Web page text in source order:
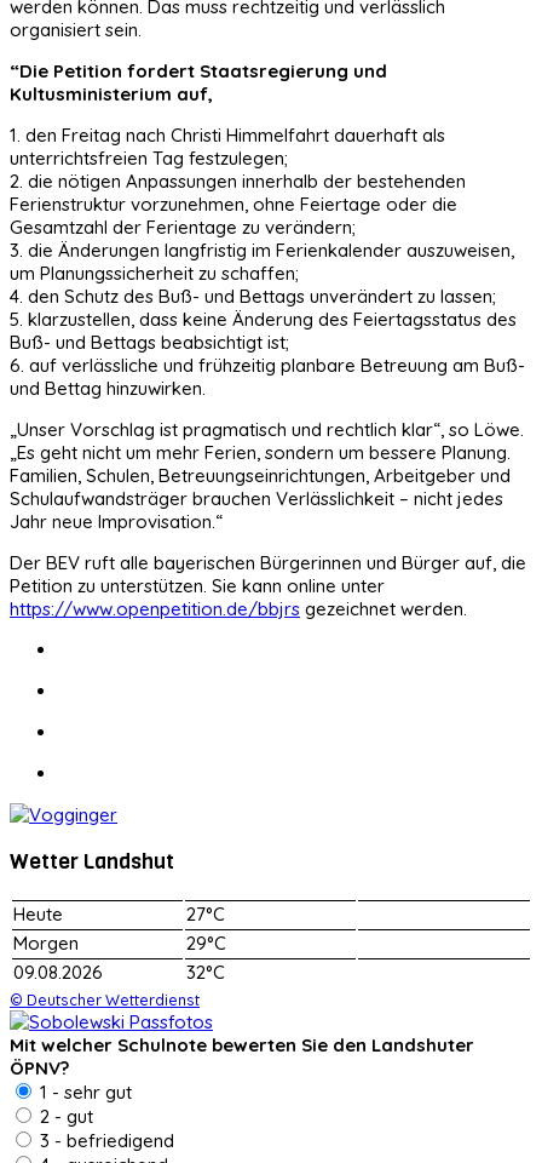
werden können. Das muss rechtzeitig und verlässlich
organisiert sein.
“Die Petition fordert Staatsregierung und
Kultusministerium auf,
1. den Freitag nach Christi Himmelfahrt dauerhaft als
unterrichtsfreien Tag festzulegen;
2. die nötigen Anpassungen innerhalb der bestehenden
Ferienstruktur vorzunehmen, ohne Feiertage oder die
Gesamtzahl der Ferientage zu verändern;
3. die Änderungen langfristig im Ferienkalender auszuweisen,
um Planungssicherheit zu schaffen;
4. den Schutz des Buß- und Bettags unverändert zu lassen;
5. klarzustellen, dass keine Änderung des Feiertagsstatus des
Buß- und Bettags beabsichtigt ist;
6. auf verlässliche und frühzeitig planbare Betreuung am Buß-
und Bettag hinzuwirken.
„Unser Vorschlag ist pragmatisch und rechtlich klar“, so Löwe.
„Es geht nicht um mehr Ferien, sondern um bessere Planung.
Familien, Schulen, Betreuungseinrichtungen, Arbeitgeber und
Schulaufwandsträger brauchen Verlässlichkeit – nicht jedes
Jahr neue Improvisation.“
Der BEV ruft alle bayerischen Bürgerinnen und Bürger auf, die
Petition zu unterstützen. Sie kann online unter
https://www.openpetition.de/bbjrs gezeichnet werden.
Wetter Landshut
Heute
27°C
Morgen
29°C
09.08.2026
32°C
© Deutscher Wetterdienst
Mit welcher Schulnote bewerten Sie den Landshuter
ÖPNV?
1 - sehr gut
2 - gut
3 - befriedigend